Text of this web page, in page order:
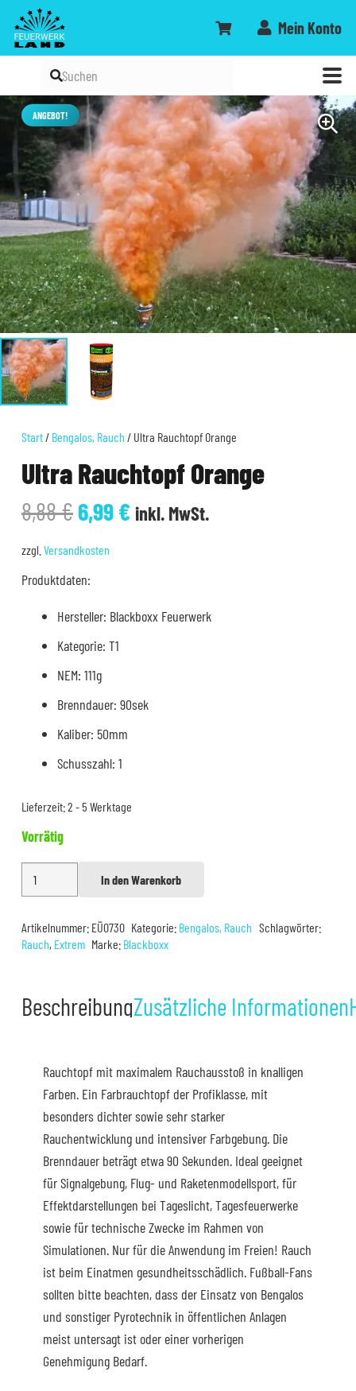
Mein Konto
ANGEBOT!
Start/ Bengalos, Rauch / Ultra Rauchtopf Orange
Ultra Rauchtopf Orange
8,88€Ursprünglicher
Preis
war:
8,88 €
6,99€Aktueller
inkl. MwSt.
zzgl. Versandkosten
Produktdaten:
Hersteller: Blackboxx Feuerwerk
Kategorie: T1
NEM: 111g
Brenndauer: 90sek
Kaliber: 50mm
Schusszahl: 1
Lieferzeit:2 - 5 Werktage
Vorrätig
Ultra
Rauchtopf
Menge
In den Warenkorb
Alternative:
Artikelnummer: EÜ0730 Kategorie: Bengalos, Rauch Schlagwörter:
Rauch, Extrem Marke: Blackboxx
BeschreibungZusätzliche Informationen
Rauchtopf mit maximalem Rauchausstoß in knalligen
Farben. Ein Farbrauchtopf der Profiklasse, mit
besonders dichter sowie sehr starker
Rauchentwicklung und intensiver Farbgebung. Die
Brenndauer beträgt etwa 90 Sekunden. Ideal geeignet
für Signalgebung, Flug- und Raketenmodellsport, für
Effektdarstellungen bei Tageslicht, Tagesfeuerwerke
sowie für technische Zwecke im Rahmen von
Simulationen. Nur für die Anwendung im Freien! Rauch
ist beim Einatmen gesundheitsschädlich. Fußball-Fans
sollten bitte beachten, dass der Einsatz von Bengalos
und sonstiger Pyrotechnik in öffentlichen Anlagen
meist untersagt ist oder einer vorherigen
Genehmigung Bedarf.